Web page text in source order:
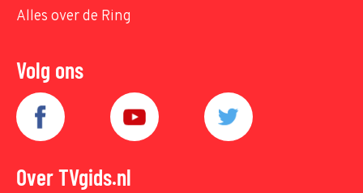
Alles over de Ring
Volg ons
Over TVgids.nl